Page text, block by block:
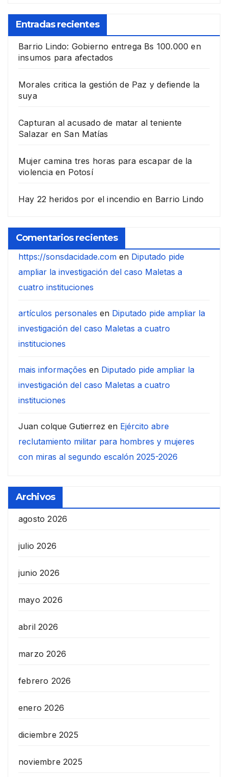
Entradas recientes
Barrio Lindo: Gobierno entrega Bs 100.000 en
insumos para afectados
Morales critica la gestión de Paz y defiende la
suya
Capturan al acusado de matar al teniente
Salazar en San Matías
Mujer camina tres horas para escapar de la
violencia en Potosí
Hay 22 heridos por el incendio en Barrio Lindo
Comentarios recientes
https://sonsdacidade.com en Diputado pide
ampliar la investigación del caso Maletas a
cuatro instituciones
artículos personales en Diputado pide ampliar la
investigación del caso Maletas a cuatro
instituciones
mais informações en Diputado pide ampliar la
investigación del caso Maletas a cuatro
instituciones
Juan colque Gutierrez en Ejército abre
reclutamiento militar para hombres y mujeres
con miras al segundo escalón 2025-2026
Archivos
agosto 2026
julio 2026
junio 2026
mayo 2026
abril 2026
marzo 2026
febrero 2026
enero 2026
diciembre 2025
noviembre 2025